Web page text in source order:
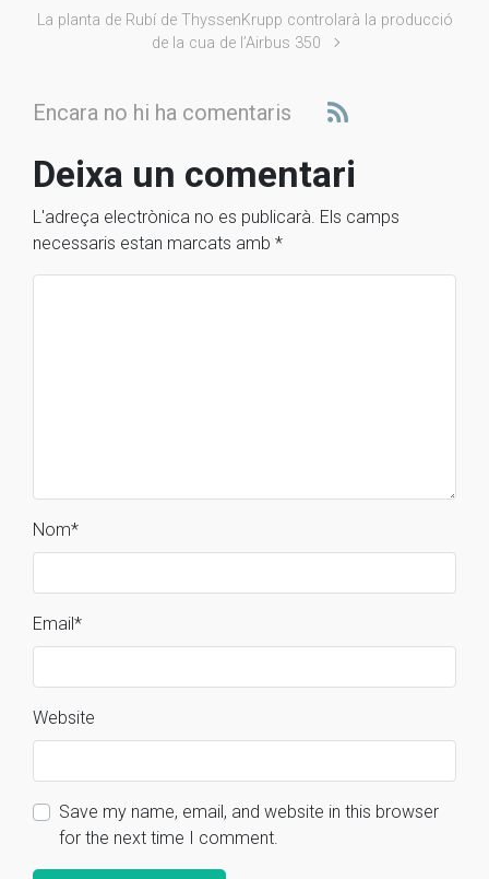
La planta de Rubí de ThyssenKrupp controlarà la producció
de la cua de l’Airbus 350
Encara no hi ha comentaris
Deixa un comentari
L'adreça electrònica no es publicarà. Els camps
necessaris estan marcats amb *
Nom*
Email*
Website
Save my name, email, and website in this browser
for the next time I comment.